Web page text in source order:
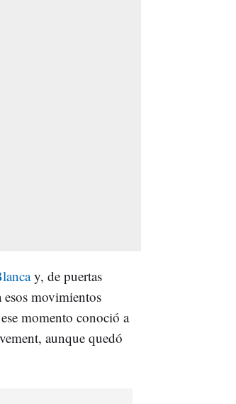
y, de puertas
movimientos
momento conoció a
aunque quedó